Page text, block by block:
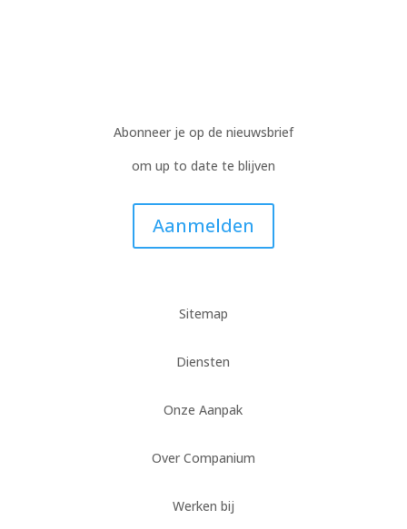
Abonneer je op de nieuwsbrief
om up to date te blijven
Aanmelden
Sitemap
Diensten
Onze Aanpak
Over Companium
Werken bij